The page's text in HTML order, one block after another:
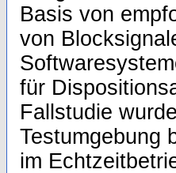
Basis von
von
für
Fallstudie
Testumgebung
im